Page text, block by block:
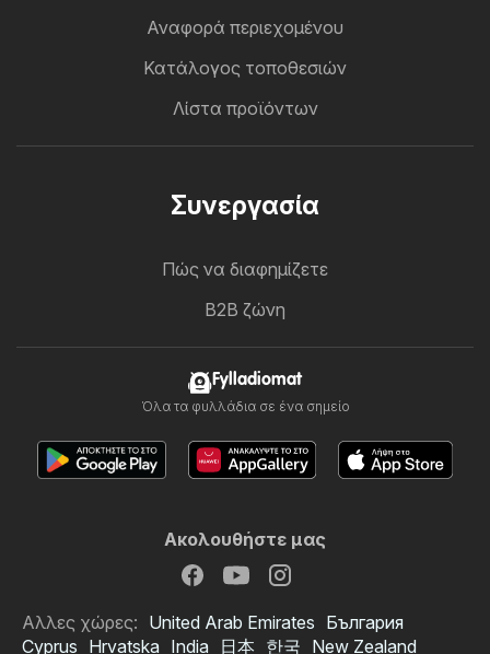
Αναφορά περιεχομένου
Κατάλογος τοποθεσιών
Λίστα προϊόντων
Συνεργασία
Πώς να διαφημίζετε
B2B ζώνη
Fylladiomat
Όλα τα φυλλάδια σε ένα σημείο
Ακολουθήστε μας
Αλλες χώρες: United Arab Emirates България
Cyprus Hrvatska India 日本 한국 New Zealand